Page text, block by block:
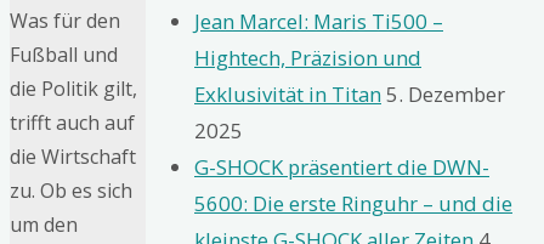
Was für den
Fußball und
die Politik gilt,
trifft auch auf
die Wirtschaft
zu. Ob es sich
um den
Jean Marcel: Maris Ti500 –
Hightech, Präzision und
Exklusivität in Titan5. Dezember
2025
G-SHOCK präsentiert die DWN-
5600: Die erste Ringuhr – und die